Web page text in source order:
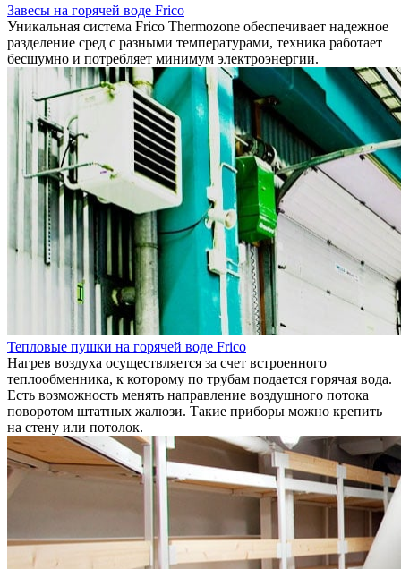
Завесы на горячей воде Frico
Уникальная система Frico Thermozone обеспечивает надежное
разделение сред с разными температурами, техника работает
бесшумно и потребляет минимум электроэнергии.
Тепловые пушки на горячей воде Frico
Нагрев воздуха осуществляется за счет встроенного
теплообменника, к которому по трубам подается горячая вода.
Есть возможность менять направление воздушного потока
поворотом штатных жалюзи. Такие приборы можно крепить
на стену или потолок.